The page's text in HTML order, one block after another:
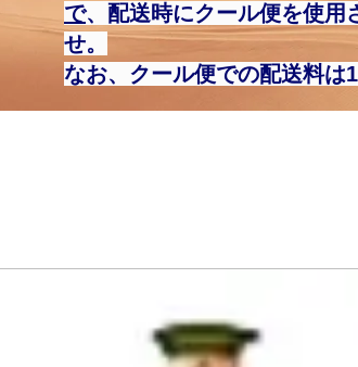
で、配送時にクール便を使用
せ。
なお、クール便での配送料は